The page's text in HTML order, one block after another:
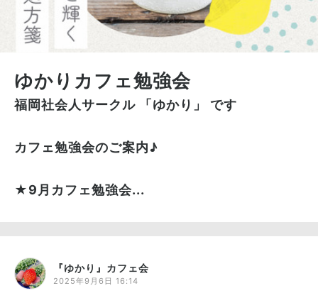
ゆかりカフェ勉強会
福岡社会人サークル 「ゆかり」 です
カフェ勉強会のご案内♪
★9月カフェ勉強会...
『ゆかり』カフェ会
2025年9月6日 16:14